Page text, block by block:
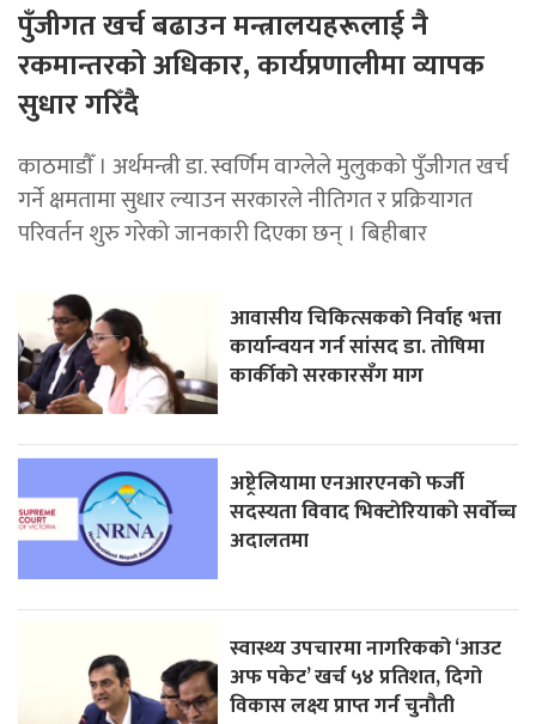
पुँजीगत खर्च बढाउन मन्त्रालयहरूलाई नै
रकमान्तरको अधिकार, कार्यप्रणालीमा व्यापक
सुधार गरिँदै
काठमाडाैँ । अर्थमन्त्री डा. स्वर्णिम वाग्लेले मुलुकको पुँजीगत खर्च
गर्ने क्षमतामा सुधार ल्याउन सरकारले नीतिगत र प्रक्रियागत
परिवर्तन शुरु गरेको जानकारी दिएका छन् । बिहीबार
आवासीय चिकित्सकको निर्वाह भत्ता
कार्यान्वयन गर्न सांसद डा. तोषिमा
कार्कीको सरकारसँग माग
अष्ट्रेलियामा एनआरएनको फर्जी
सदस्यता विवाद भिक्टाेरियाकाे सर्वोच्च
अदालतमा
स्वास्थ्य उपचारमा नागरिकको ‘आउट
अफ पकेट’ खर्च ५४ प्रतिशत, दिगो
विकास लक्ष्य प्राप्त गर्न चुनौती